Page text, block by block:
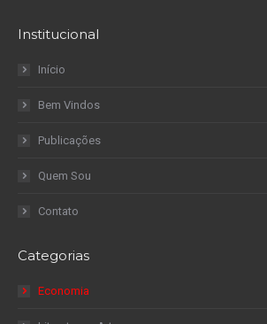
Institucional
Início
Bem Vindos
Publicações
Quem Sou
Contato
Categorias
Economia